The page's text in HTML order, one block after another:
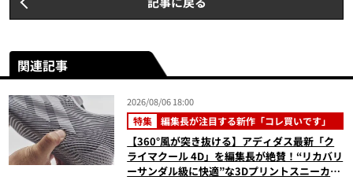
関連記事
2026/08/06 18:00
特集 編集長が注目する新作「コレ買いです」
【360°風が突き抜ける】アディダス最新「ク
ライマクール 4D」を編集長が絶賛！“リカバリ
ーサンダル級に快適”な3Dプリントスニーカー